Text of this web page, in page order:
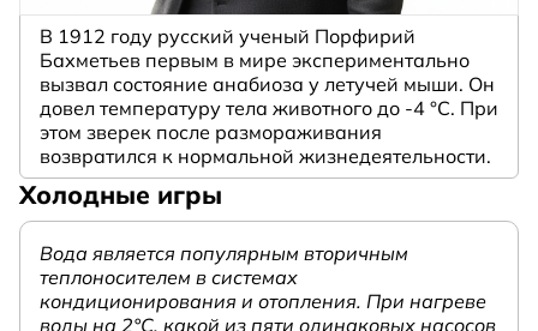
В 1912 году русский ученый Порфирий
Бахметьев первым в мире экспериментально
вызвал состояние анабиоза у летучей мыши. Он
довел температуру тела животного до -4 °C. При
этом зверек после размораживания
возвратился к нормальной жизнедеятельности.
Холодные игры
Вода является популярным вторичным
теплоносителем в системах
кондиционирования и отопления. При нагреве
воды на 2°С, какой из пяти одинаковых насосов